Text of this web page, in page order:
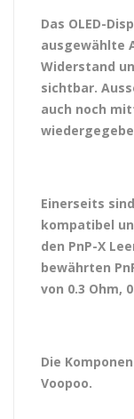
Das OLED-
ausgewählte
Widerstand
sichtbar.
auch noch
Einerseits
kompatibel
den PnP-X
bewährten
von 0.3 Ohm,
Die
Voopoo.